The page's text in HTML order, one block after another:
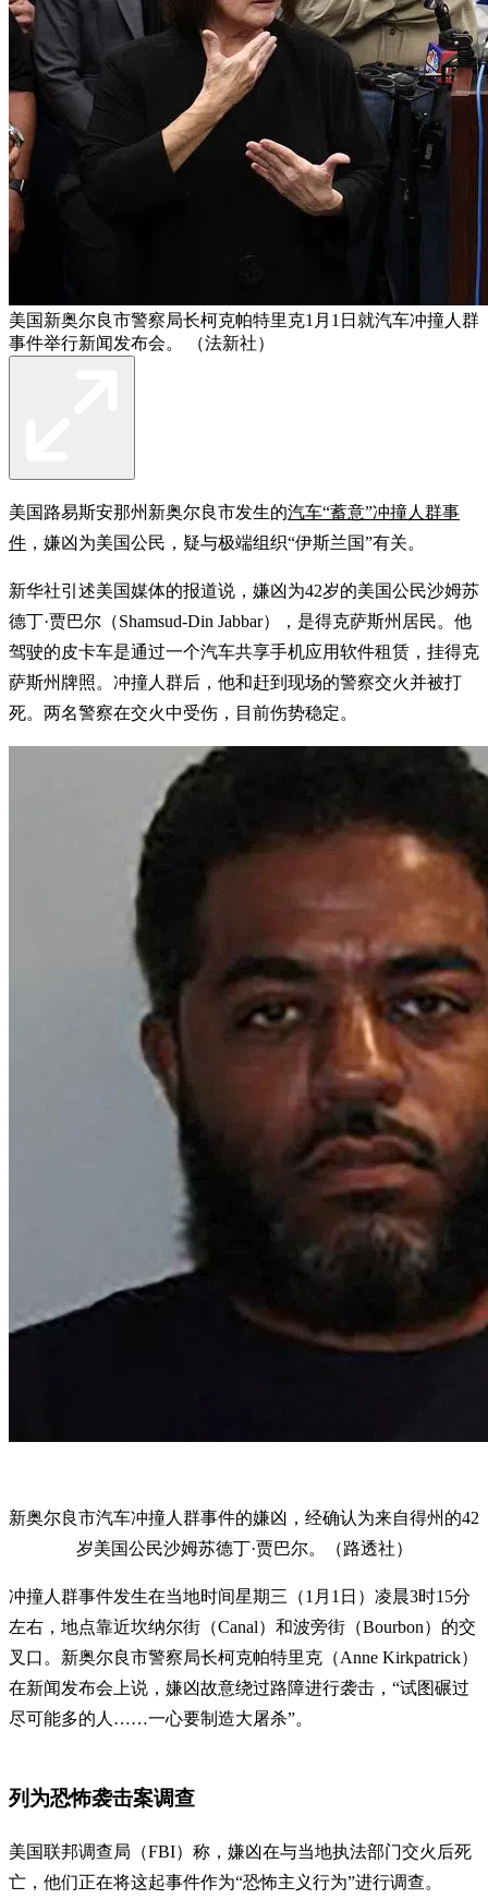
美国新奥尔良市警察局长柯克帕特里克1月1日就汽车冲撞人群
事件举行新闻发布会。 （法新社）
美国路易斯安那州新奥尔良市发生的汽车“蓄意”冲撞人群事
件 ，嫌凶为美国公民，疑与极端组织“伊斯兰国”有关。
新华社引述美国媒体的报道说，嫌凶为42岁的美国公民沙姆苏
德丁·贾巴尔（Shamsud-Din Jabbar），是得克萨斯州居民。他
驾驶的皮卡车是通过一个汽车共享手机应用软件租赁，挂得克
萨斯州牌照。冲撞人群后，他和赶到现场的警察交火并被打
死。两名警察在交火中受伤，目前伤势稳定。
新奥尔良市汽车冲撞人群事件的嫌凶，经确认为来自得州的42
岁美国公民沙姆苏德丁·贾巴尔。（路透社）
冲撞人群事件发生在当地时间星期三（1月1日）凌晨3时15分
左右，地点靠近坎纳尔街（Canal）和波旁街（Bourbon）的交
叉口。新奥尔良市警察局长柯克帕特里克（Anne Kirkpatrick）
在新闻发布会上说，嫌凶故意绕过路障进行袭击，“试图碾过
尽可能多的人……一心要制造大屠杀”。
列为恐怖袭击案调查
美国联邦调查局（FBI）称，嫌凶在与当地执法部门交火后死
亡，他们正在将这起事件作为“恐怖主义行为”进行调查。